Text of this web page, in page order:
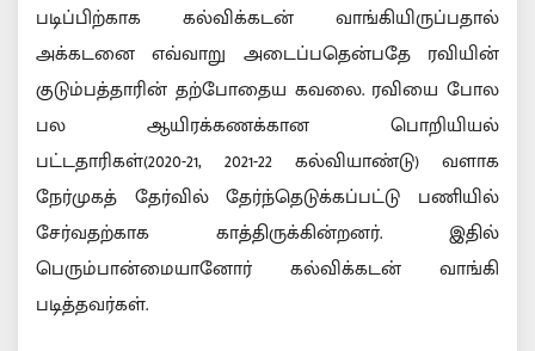
படிப்பிற்காக கல்விக்கடன் வாங்கியிருப்பதால்
அக்கடனை எவ்வாறு அடைப்பதென்பதே ரவியின்
குடும்பத்தாரின் தற்போதைய கவலை. ரவியை போல
பல ஆயிரக்கணக்கான பொறியியல்
பட்டதாரிகள்(2020-21, 2021-22 கல்வியாண்டு) வளாக
நேர்முகத் தேர்வில் தேர்ந்தெடுக்கப்பட்டு பணியில்
சேர்வதற்காக காத்திருக்கின்றனர். இதில்
பெரும்பான்மையானோர் கல்விக்கடன் வாங்கி
படித்தவர்கள்.